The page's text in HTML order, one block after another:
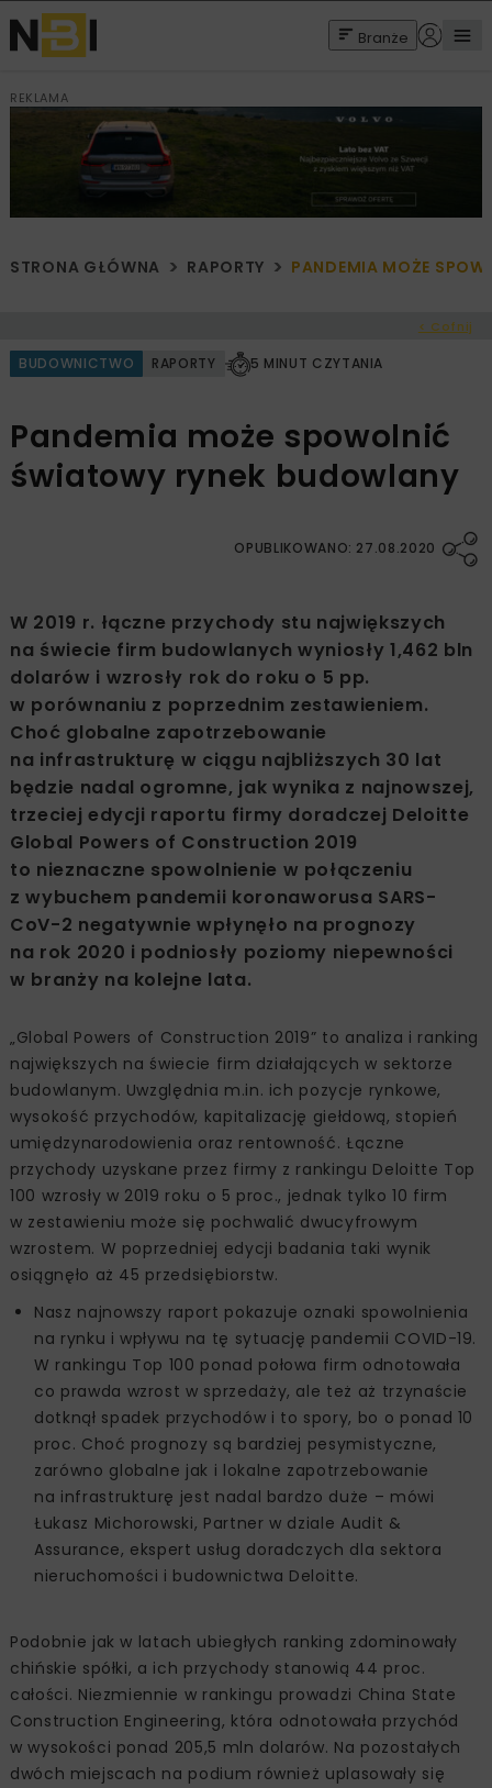
Branże
REKLAMA
STRONA GŁÓWNA RAPORTY PANDEMIA MOŻE
< Cofnij
BUDOWNICTWO RAPORTY 5 MINUT CZYTANIA
Pandemia może spowolnić
światowy rynek budowlany
OPUBLIKOWANO: 27.08.2020
W 2019 r. łączne przychody stu największych
na świecie firm budowlanych wyniosły 1,462 bln
dolarów i wzrosły rok do roku o 5 pp.
w porównaniu z poprzednim zestawieniem.
Choć globalne zapotrzebowanie
na infrastrukturę w ciągu najbliższych 30 lat
będzie nadal ogromne, jak wynika z najnowszej,
trzeciej edycji raportu firmy doradczej Deloitte
Global Powers of Construction 2019
to nieznaczne spowolnienie w połączeniu
z wybuchem pandemii koronaworusa SARS-
CoV-2 negatywnie wpłynęło na prognozy
na rok 2020 i podniosły poziomy niepewności
w branży na kolejne lata.
„Global Powers of Construction 2019” to analiza i ranking
największych na świecie firm działających w sektorze
budowlanym. Uwzględnia m.in. ich pozycje rynkowe,
wysokość przychodów, kapitalizację giełdową, stopień
umiędzynarodowienia oraz rentowność. Łączne
przychody uzyskane przez firmy z rankingu Deloitte Top
100 wzrosły w 2019 roku o 5 proc., jednak tylko 10 firm
w zestawieniu może się pochwalić dwucyfrowym
wzrostem. W poprzedniej edycji badania taki wynik
osiągnęło aż 45 przedsiębiorstw.
Nasz najnowszy raport pokazuje oznaki spowolnienia
na rynku i wpływu na tę sytuację pandemii COVID-19.
W rankingu Top 100 ponad połowa firm odnotowała
co prawda wzrost w sprzedaży, ale też aż trzynaście
dotknął spadek przychodów i to spory, bo o ponad 10
proc. Choć prognozy są bardziej pesymistyczne,
zarówno globalne jak i lokalne zapotrzebowanie
na infrastrukturę jest nadal bardzo duże – mówi
Łukasz Michorowski, Partner w dziale Audit &
Assurance, ekspert usług doradczych dla sektora
nieruchomości i budownictwa Deloitte.
Podobnie jak w latach ubiegłych ranking zdominowały
chińskie spółki, a ich przychody stanowią 44 proc.
całości. Niezmiennie w rankingu prowadzi China State
Construction Engineering, która odnotowała przychód
w wysokości ponad 205,5 mln dolarów. Na pozostałych
dwóch miejscach na podium również uplasowały się